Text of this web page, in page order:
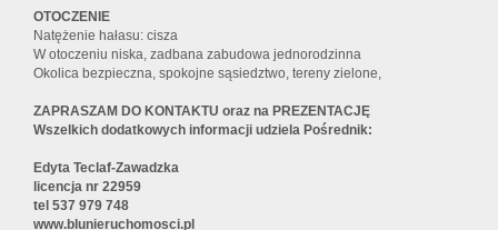
OTOCZENIE
Natężenie hałasu: cisza
W otoczeniu niska, zadbana zabudowa jednorodzinna
Okolica bezpieczna, spokojne sąsiedztwo, tereny zielone,
ZAPRASZAM DO KONTAKTU oraz na PREZENTACJĘ
Wszelkich dodatkowych informacji udziela Pośrednik:
Edyta Teclaf-Zawadzka
licencja nr 22959
tel 537 979 748
www.blunieruchomosci.pl